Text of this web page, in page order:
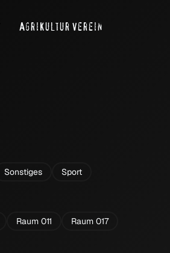
AgriKultur Verein
Sonstiges
Sport
Raum 011
Raum 017